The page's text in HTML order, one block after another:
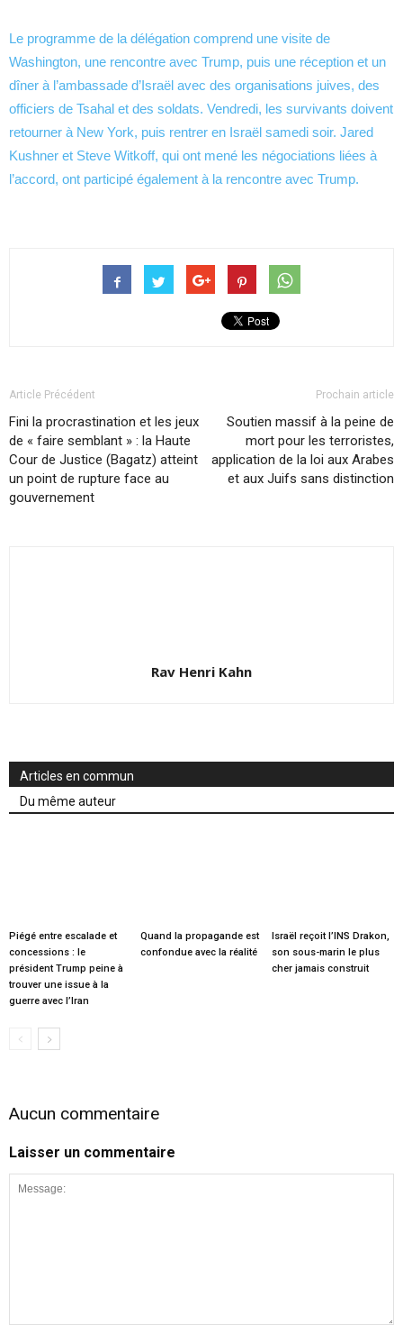
Le programme de la délégation comprend une visite de
Washington, une rencontre avec Trump, puis une réception et un
dîner à l’ambassade d’Israël avec des organisations juives, des
officiers de Tsahal et des soldats. Vendredi, les survivants doivent
retourner à New York, puis rentrer en Israël samedi soir. Jared
Kushner et Steve Witkoff, qui ont mené les négociations liées à
l’accord, ont participé également à la rencontre avec Trump.
Article Précédent
Fini la procrastination et les jeux
de « faire semblant » : la Haute
Cour de Justice (Bagatz) atteint
un point de rupture face au
gouvernement
Prochain article
Soutien massif à la peine de
mort pour les terroristes,
application de la loi aux Arabes
et aux Juifs sans distinction
Rav Henri Kahn
Articles en commun
Du même auteur
Piégé entre escalade et
concessions : le
président Trump peine à
trouver une issue à la
guerre avec l’Iran
Quand la propagande est
confondue avec la réalité
Israël reçoit l’INS Drakon,
son sous-marin le plus
cher jamais construit
Aucun commentaire
Laisser un commentaire